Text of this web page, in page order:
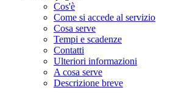
Cos'è
Come si accede al servizio
Cosa serve
Tempi e scadenze
Contatti
Ulteriori informazioni
A cosa serve
Descrizione breve